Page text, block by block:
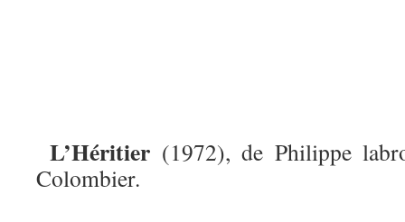
L’Héritier (1972), de Philippe
Colombier.